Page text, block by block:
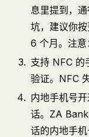
息里提到，
坑，建议你
6 个月。注意
支持 NFC 的
验证。NFC
内地手机号
话。ZA
话的内地手机